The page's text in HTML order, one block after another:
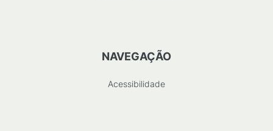
NAVEGAÇÃO
Acessibilidade